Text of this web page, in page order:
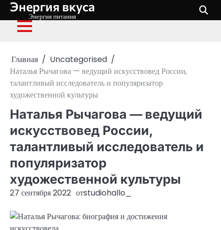
Перейти
содержимому
Энергия вкуса
Энергия питания
Главная
Uncategorised
Наталья Рычагова — ведущий искусствовед России,
талантливый исследователь и популяризатор
художественной культуры
Наталья Рычагова — ведущий
искусствовед России,
талантливый исследователь и
популяризатор
художественной культуры
27 сентября 2022 отstudiohallo_